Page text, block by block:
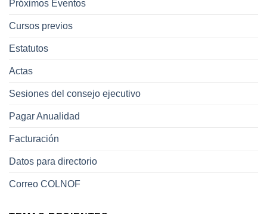
Próximos Eventos
Cursos previos
Estatutos
Actas
Sesiones del consejo ejecutivo
Pagar Anualidad
Facturación
Datos para directorio
Correo COLNOF